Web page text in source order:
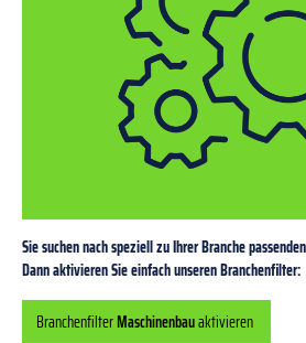
Sie suchen nach speziell zu Ihrer Branche
Dann aktivieren Sie einfach unseren Branchenfilter:
BranchenfilterMaschinenbauaktivieren